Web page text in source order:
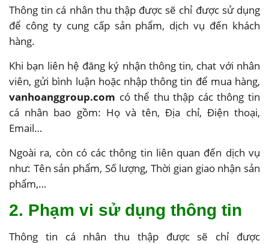
Thông tin cá nhân thu thập được sẽ chỉ được sử dụng
để công ty cung cấp sản phẩm, dịch vụ đến khách
hàng.
Khi bạn liên hệ đăng ký nhận thông tin, chat với nhân
viên, gửi bình luận hoặc nhập thông tin để mua hàng,
vanhoanggroup.com có thể thu thập các thông tin
cá nhân bao gồm: Họ và tên, Địa chỉ, Điện thoại,
Email…
Ngoài ra, còn có các thông tin liên quan đến dịch vụ
như: Tên sản phẩm, Số lượng, Thời gian giao nhận sản
phẩm,…
2. Phạm vi sử dụng thông tin
Thông tin cá nhân thu thập được sẽ chỉ được